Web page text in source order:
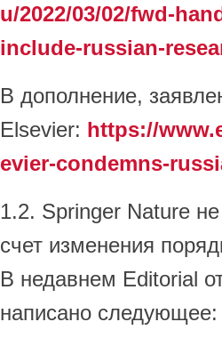
u/2022/03/02/fwd-
include-russian-
В дополнение,
Elsevier: https://
evier-condemns-
1.2. Springer Nature
счет изменения
В недавнем Editorial
написано следующее: